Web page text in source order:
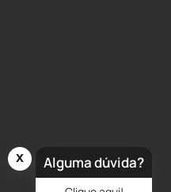
Alguma dúvida?
x